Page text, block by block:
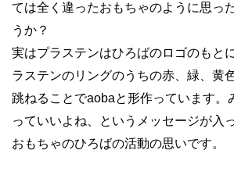
ては全く違ったおもちゃのように思っ
うか？
実はプラステンはひろばのロゴのもと
ラステンのリングのうちの赤、緑、黄
跳ねることでaobaと形作っています。
っていいよね、というメッセージが入
おもちゃのひろばの活動の思いです。